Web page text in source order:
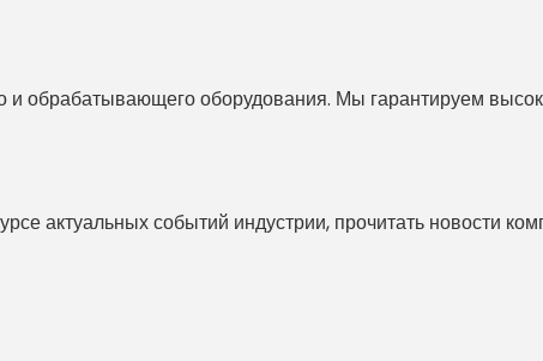
обрабатывающего оборудования. Мы гарантируем
актуальных событий индустрии, прочитать новости